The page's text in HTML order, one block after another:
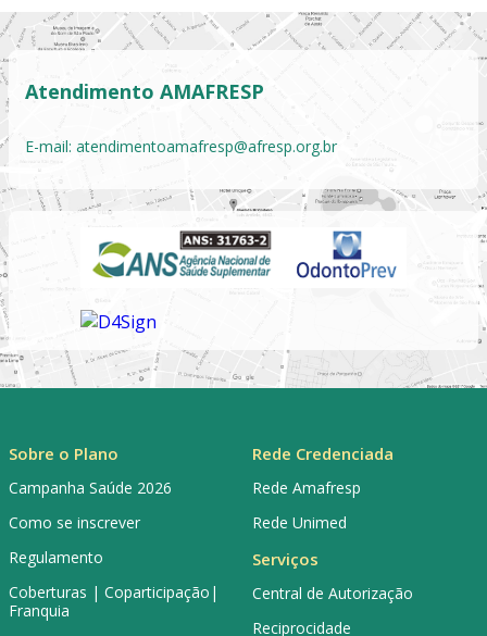
Atendimento AMAFRESP
E-mail: atendimentoamafresp@afresp.org.br
Sobre o Plano
Campanha Saúde 2026
Como se inscrever
Regulamento
Coberturas | Coparticipação|
Franquia
Rede Credenciada
Rede Amafresp
Rede Unimed
Serviços
Central de Autorização
Reciprocidade